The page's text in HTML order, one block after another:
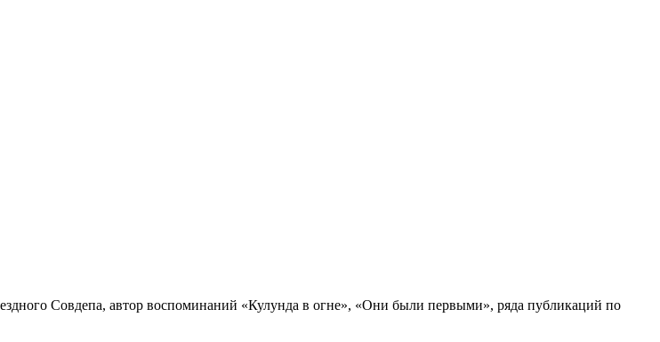
Совдепа, автор воспоминаний «Кулунда в огне», «Они были первыми», ряда публикаций по